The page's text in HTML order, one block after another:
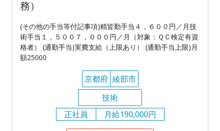
務）
(その他の手当等付記事項)精皆勤手当４，６００円／月技
術手当１，５００７，０００円／月（対象：ＱＣ検定有資
格者） (通勤手当)実費支給（上限あり） (通勤手当上限)月
額25000
京都府 綾部市
技術
正社員
月給190,000円